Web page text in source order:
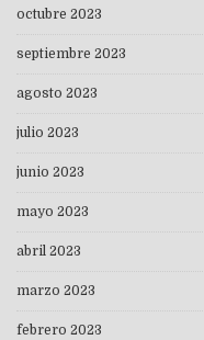
octubre 2023
septiembre 2023
agosto 2023
julio 2023
junio 2023
mayo 2023
abril 2023
marzo 2023
febrero 2023